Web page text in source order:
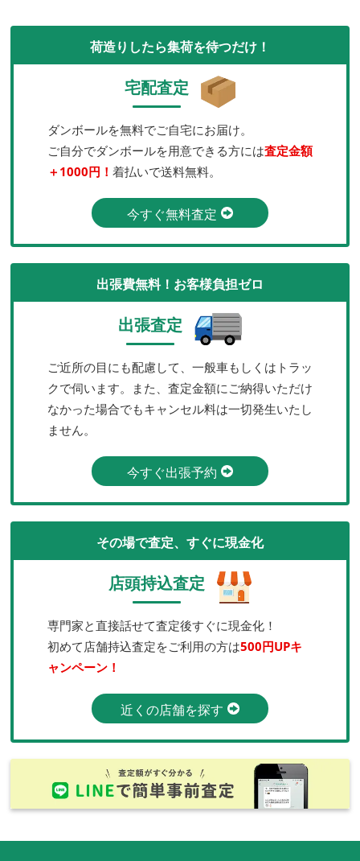
荷造りしたら集荷を待つだけ！
宅配査定
ダンボールを無料でご自宅にお届け。
ご自分でダンボールを用意できる方には査定金額
＋1000円！ 着払いで送料無料。
今すぐ無料査定
出張費無料！お客様負担ゼロ
出張査定
ご近所の目にも配慮して、一般車もしくはトラッ
クで伺います。また、査定金額にご納得いただけ
なかった場合でもキャンセル料は一切発生いたし
ません。
今すぐ出張予約
その場で査定、すぐに現金化
店頭持込査定
専門家と直接話せて査定後すぐに現金化！
初めて店舗持込査定をご利用の方は500円UPキ
ャンペーン！
近くの店舗を探す